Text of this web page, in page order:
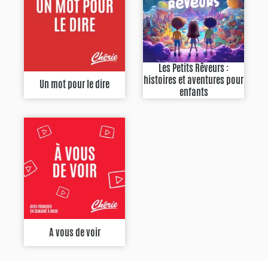
Un mot pour le dire
Les Petits Rêveurs :
histoires et aventures pour
enfants
A vous de voir